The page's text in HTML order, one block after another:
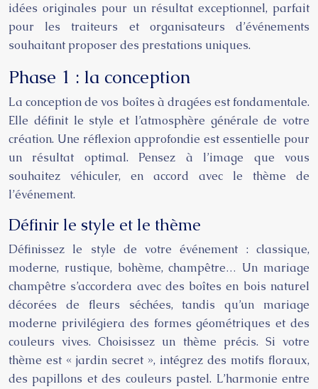
idées originales pour un résultat exceptionnel, parfait
pour les traiteurs et organisateurs d’événements
souhaitant proposer des prestations uniques.
Phase 1 : la conception
La conception de vos boîtes à dragées est fondamentale.
Elle définit le style et l’atmosphère générale de votre
création. Une réflexion approfondie est essentielle pour
un résultat optimal. Pensez à l’image que vous
souhaitez véhiculer, en accord avec le thème de
l’événement.
Définir le style et le thème
Définissez le style de votre événement : classique,
moderne, rustique, bohème, champêtre… Un mariage
champêtre s’accordera avec des boîtes en bois naturel
décorées de fleurs séchées, tandis qu’un mariage
moderne privilégiera des formes géométriques et des
couleurs vives. Choisissez un thème précis. Si votre
thème est « jardin secret », intégrez des motifs floraux,
des papillons et des couleurs pastel. L’harmonie entre